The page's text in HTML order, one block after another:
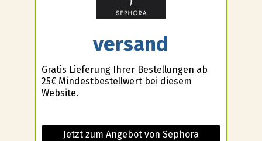
versand
Gratis Lieferung Ihrer Bestellungen ab
25€ Mindestbestellwert bei diesem
Website.
Jetzt zum Angebot von Sephora